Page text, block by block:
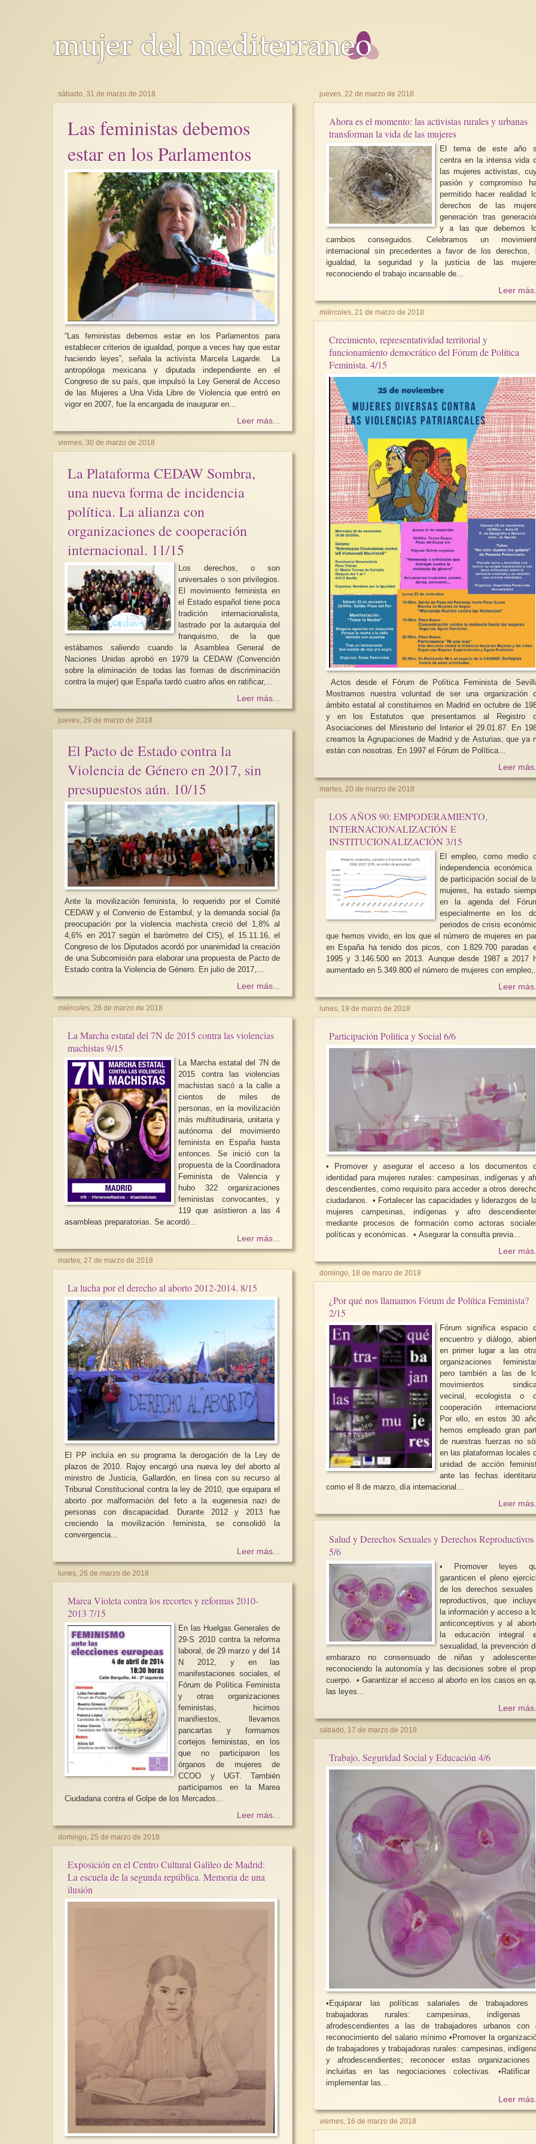
sábado, 31 de marzo de 2018
Las feministas debemos
estar en los Parlamentos
“Las feministas debemos estar en los Parlamentos para
establecer criterios de igualdad, porque a veces hay que estar
haciendo leyes”, señala la activista Marcela Lagarde. La
antropóloga mexicana y diputada independiente en el
Congreso de su país, que impulsó la Ley General de Acceso
de las Mujeres a Una Vida Libre de Violencia que entró en
vigor en 2007, fue la encargada de inaugurar en...
Leer más...
viernes, 30 de marzo de 2018
La Plataforma CEDAW Sombra,
una nueva forma de incidencia
política. La alianza con
organizaciones de cooperación
internacional. 11/15
Los derechos, o son
universales o son privilegios.
El movimiento feminista en
el Estado español tiene poca
tradición internacionalista,
lastrado por la autarquía del
franquismo, de la que
estábamos saliendo cuando la Asamblea General de
Naciones Unidas aprobó en 1979 la CEDAW (Convención
sobre la eliminación de todas las formas de discriminación
contra la mujer) que España tardó cuatro años en ratificar,...
Leer más...
jueves, 29 de marzo de 2018
El Pacto de Estado contra la
Violencia de Género en 2017, sin
presupuestos aún. 10/15
Ante la movilización feminista, lo requerido por el Comité
CEDAW y el Convenio de Estambul, y la demanda social (la
preocupación por la violencia machista creció del 1,8% al
4,6% en 2017 según el barómetro del CIS), el 15.11.16, el
Congreso de los Diputados acordó por unanimidad la creación
de una Subcomisión para elaborar una propuesta de Pacto de
Estado contra la Violencia de Género. En julio de 2017,...
Leer más...
miércoles, 28 de marzo de 2018
La Marcha estatal del 7N de 2015 contra las violencias
machistas 9/15
La Marcha estatal del 7N de
2015 contra las violencias
machistas sacó a la calle a
cientos de miles de
personas, en la movilización
más multitudinaria, unitaria y
autónoma del movimiento
feminista en España hasta
entonces. Se inició con la
propuesta de la Coordinadora
Feminista de Valencia y
hubo 322 organizaciones
feministas convocantes, y
119 que asistieron a las 4
asambleas preparatorias. Se acordó...
Leer más...
martes, 27 de marzo de 2018
La lucha por el derecho al aborto 2012-2014. 8/15
El PP incluía en su programa la derogación de la Ley de
plazos de 2010. Rajoy encargó una nueva ley del aborto al
ministro de Justicia, Gallardón, en línea con su recurso al
Tribunal Constitucional contra la ley de 2010, que equipara el
aborto por malformación del feto a la eugenesia nazi de
personas con discapacidad. Durante 2012 y 2013 fue
creciendo la movilización feminista, se consolidó la
convergencia...
Leer más...
lunes, 26 de marzo de 2018
Marea Violeta contra los recortes y reformas 2010-
2013 7/15
En las Huelgas Generales de
29-S 2010 contra la reforma
laboral, de 29 marzo y del 14
N 2012, y en las
manifestaciones sociales, el
Fórum de Política Feminista
y otras organizaciones
feministas, hicimos
manifiestos, llevamos
pancartas y formamos
cortejos feministas, en los
que no participaron los
órganos de mujeres de
CCOO y UGT. También
participamos en la Marea
Ciudadana contra el Golpe de los Mercados...
Leer más...
domingo, 25 de marzo de 2018
Exposición en el Centro Cultural Galileo de Madrid:
La escuela de la segunda república. Memoria de una
ilusión
jueves, 22 de marzo de 2018
Ahora es el momento: las activistas rurales y urbanas
transforman la vida de las mujeres
El tema de este año
centra en la intensa vida
las mujeres activistas,
pasión y compromiso
permitido hacer realidad
derechos de las
generación tras
y a las que debemos
cambios conseguidos. Celebramos un
internacional sin precedentes a favor de los derechos,
igualdad, la seguridad y la justicia de las
reconociendo el trabajo incansable de...
Leer
miércoles, 21 de marzo de 2018
Crecimiento, representatividad territorial y
funcionamiento democrático del Fórum de Política
Feminista. 4/15
Actos desde el Fórum de Política Feminista de
Mostramos nuestra voluntad de ser una organización
ámbito estatal al constituirnos en Madrid en octubre de
y en los Estatutos que presentamos al Registro
Asociaciones del Ministerio del Interior el 29.01.87. En
creamos la Agrupaciones de Madrid y de Asturias, que ya
están con nosotras. En 1997 el Fórum de Política...
Leer
martes, 20 de marzo de 2018
LOS AÑOS 90: EMPODERAMIENTO,
INTERNACIONALIZACIÓN E
INSTITUCIONALIZACIÓN 3/15
El empleo, como medio
independencia
de participación social de
mujeres, ha estado
en la agenda del
especialmente en los
periodos de crisis
que hemos vivido, en los que el número de mujeres en
en España ha tenido dos picos, con 1.829.700 paradas
1995 y 3.146.500 en 2013. Aunque desde 1987 a 2017
aumentado en 5.349.800 el número de mujeres con empleo,...
Leer
lunes, 19 de marzo de 2018
Participación Política y Social 6/6
• Promover y asegurar el acceso a los documentos
identidad para mujeres rurales: campesinas, indígenas y
descendientes, como requisito para acceder a otros
ciudadanos. • Fortalecer las capacidades y liderazgos de las
mujeres campesinas, indígenas y afro
mediante procesos de formación como actoras
políticas y económicas. • Asegurar la consulta previa...
Leer
domingo, 18 de marzo de 2018
¿Por qué nos llamamos Fórum de Política Feminista?
2/15
Fórum significa espacio
encuentro y diálogo,
en primer lugar a las
organizaciones
pero también a las de
movimientos
vecinal, ecologista o
cooperación
Por ello, en estos 30
hemos empleado gran
de nuestras fuerzas no
en las plataformas locales
unidad de acción
ante las fechas
como el 8 de marzo, día internacional...
Leer
Salud y Derechos Sexuales y Derechos Reproductivos
5/6
• Promover leyes
garanticen el pleno
de los derechos sexuales
reproductivos, que
la información y acceso a
anticonceptivos y al
la educación integral
sexualidad, la prevención
embarazo no consensuado de niñas y
reconociendo la autonomía y las decisiones sobre el
cuerpo. • Garantizar el acceso al aborto en los casos en que
las leyes...
Leer
sábado, 17 de marzo de 2018
Trabajo, Seguridad Social y Educación 4/6
•Equiparar las políticas salariales de trabajadores
trabajadoras rurales: campesinas, indígenas
afrodescendientes a las de trabajadores urbanos con
reconocimiento del salario mínimo •Promover la organización
de trabajadores y trabajadoras rurales: campesinas,
y afrodescendientes; reconocer estas organizaciones
incluirlas en las negociaciones colectivas. •Ratificar e
implementar las...
Leer
viernes, 16 de marzo de 2018
Violencia contra las mujeres en
Gran Bretaña
Londres, 18 enero 2025. fotógrafo
Wiktor Szymanowicz/Future
Publishing/Getty Images La...
¿Será México el
tener a una mujer
presidencial?
Llegamos al último
la expectativa
a un paso de elegir a